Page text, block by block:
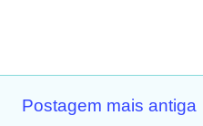
Postagem mais antiga